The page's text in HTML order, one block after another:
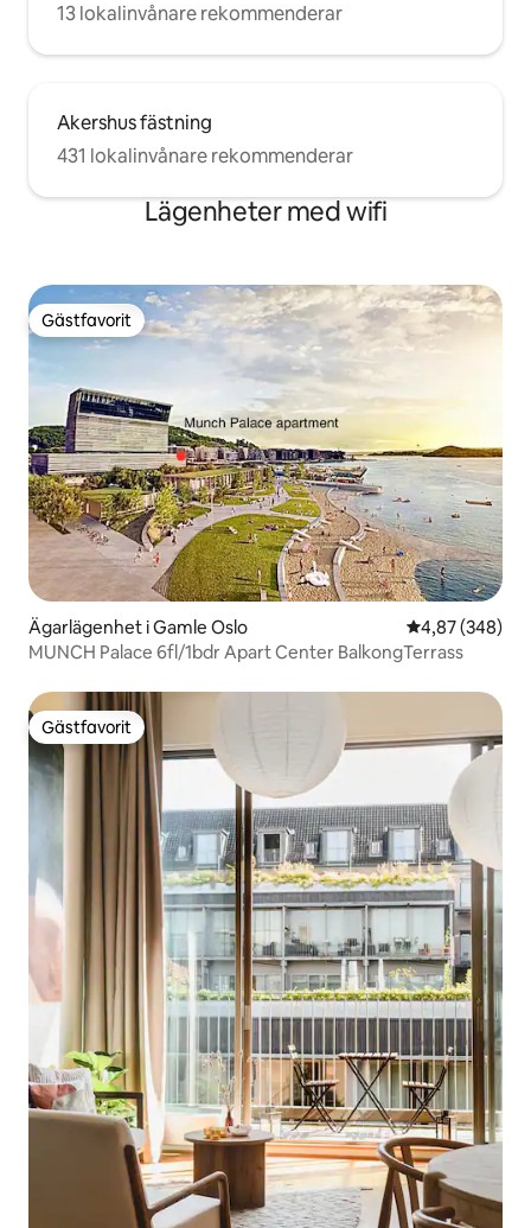
13 lokalinvånare rekommenderar
Akershus fästning
431 lokalinvånare rekommenderar
Lägenheter med wifi
Gästfavorit
Gästfavorit
Ägarlägenhet i Gamle Oslo 4,87 av 5 i
4,87 (348)
MUNCH Palace 6fl/1bdr Apart Center BalkongTerrass
Gästfavorit
Gästfavorit